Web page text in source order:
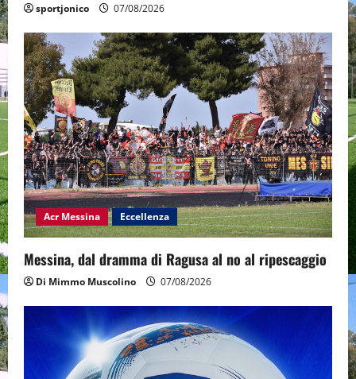
sportjonico 07/08/2026
Acr Messina Eccellenza
Messina, dal dramma di Ragusa al no al ripescaggio
Di Mimmo Muscolino 07/08/2026